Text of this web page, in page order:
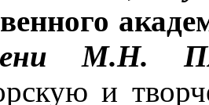
М.Н.
и